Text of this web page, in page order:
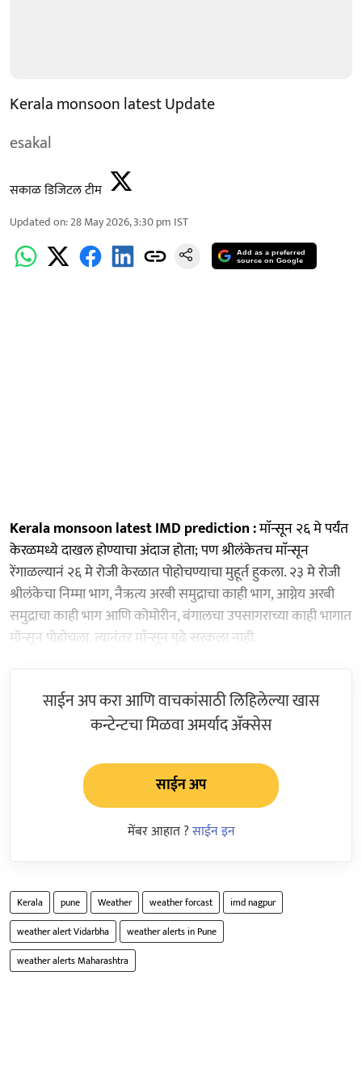
Kerala monsoon latest Update
esakal
सकाळ डिजिटल टीम
Updated on:28 May 2026, 3:30 pm IST
Add as a preferred
source on Google
Kerala monsoon latest IMD prediction :माॅन्सून २६ मे पर्यंत
केरळमध्ये दाखल होण्याचा अंदाज होता; पण श्रीलंकेतच माॅन्सून
रेंगाळल्यानं २६ मे रोजी केरळात पोहोचण्याचा मुहूर्त हुकला. २३ मे रोजी
श्रीलंकेचा निम्मा भाग, नैऋत्य अरबी समुद्राचा काही भाग, आग्नेय अरबी
समुद्राचा काही भाग आणि कोमोरीन, बंगालचा उपसागराच्या काही भागात
मॉन्सून पोहोचला. त्यानंतर माॅन्सून पुढे सरकला नाही.
साईन अप करा आणि वाचकांसाठी लिहिलेल्या खास
कन्टेन्टचा मिळवा अमर्याद ॲक्सेस
साईन अप
मेंबर आहात ?साईन इन
Kerala pune Weather weather forcast
imd nagpur
weather alert Vidarbha
weather alerts in Pune
weather alerts Maharashtra